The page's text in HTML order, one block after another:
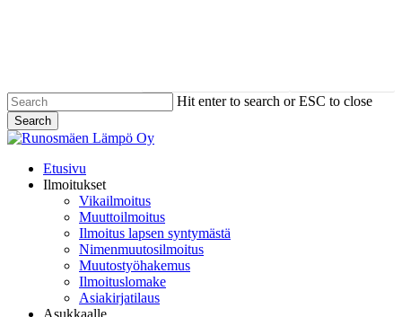
Hit enter to search or ESC to close
Search
Close
Menu
Etusivu
Ilmoitukset
Vikailmoitus
Muuttoilmoitus
Ilmoitus lapsen syntymästä
Nimenmuutosilmoitus
Muutostyöhakemus
Ilmoituslomake
Asiakirjatilaus
Asukkaalle